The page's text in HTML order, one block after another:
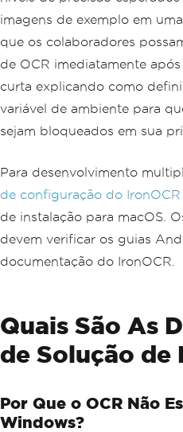
imagens de exemplo em
que os colaboradores
de OCR imediatamente
curta explicando como
variável de ambiente para
sejam bloqueados em sua
Para desenvolvimento
de configuração do
de instalação para macOS.
devem verificar os guias
documentação do IronOCR.
Quais São As
de Solução de
Por Que o OCR Não
Windows?